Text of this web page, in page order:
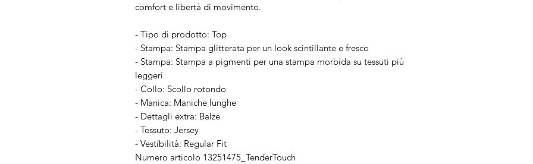
comfort e libertà di movimento.
- Tipo di prodotto: Top
- Stampa: Stampa glitterata per un look scintillante e fresco
- Stampa: Stampa a pigmenti per una stampa morbida su tessuti più
leggeri
- Collo: Scollo rotondo
- Manica: Maniche lunghe
- Dettagli extra: Balze
- Tessuto: Jersey
- Vestibilità: Regular Fit
Numero articolo 13251475_TenderTouch